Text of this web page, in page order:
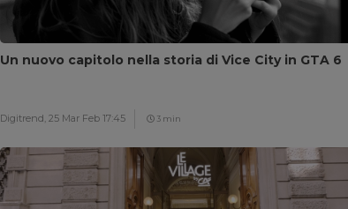
Un nuovo capitolo nella storia di Vice City in GTA 6
Digitrend, 25 Mar Feb 17:45 3 min